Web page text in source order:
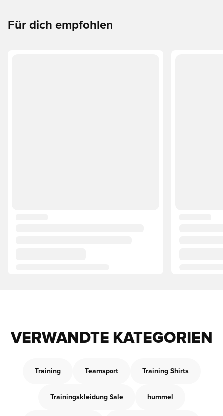
Für dich empfohlen
VERWANDTE KATEGORIEN
Training Teamsport Training Shirts
Trainingskleidung Sale hummel